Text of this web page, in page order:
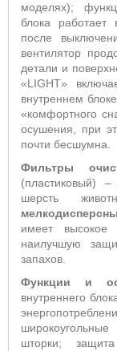
моделях);
блока
после
вентилятор
детали и
«LIGHT»
внутреннем
«комфортного
осушения, при
почти бесшумна.
Фильтры
(пластиковый)
шерсть
имеет высокое
наилучшую
запахов.
Функции и
внутреннего
шторки;